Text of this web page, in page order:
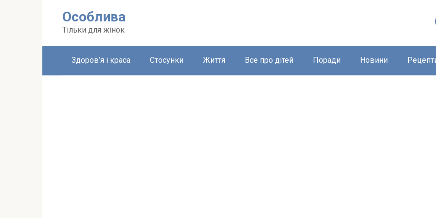
Особлива
Тільки для жінок
Здоров’я і краса Стосунки Життя Все про дітей Поради Новини